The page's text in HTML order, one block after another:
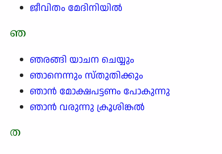
ജീവിതം മേദിനിയിൽ
ഞ
ഞരങ്ങി യാചന ചെയ്യും
ഞാനെന്നും സ്തുതിക്കും
ഞാൻ മോക്ഷപട്ടണം പോകുന്നു
ഞാൻ വരുന്നു ക്രൂശിങ്കൽ
ത